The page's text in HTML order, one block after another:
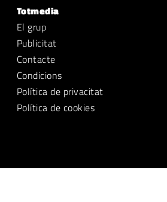
Totmedia
El grup
Publicitat
Contacte
Condicions
Política de privacitat
Política de cookies